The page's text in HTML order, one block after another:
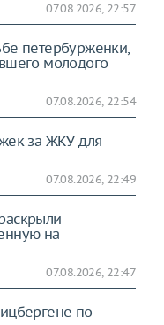
07.08.2026, 22:57
петербурженки,
молодого
07.08.2026, 22:54
за ЖКУ для
07.08.2026, 22:49
на
07.08.2026, 22:47
по